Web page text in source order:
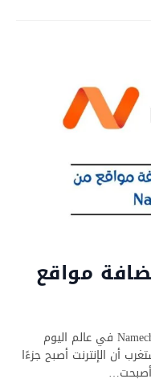
مواقع
7 أسباب لاختيار استضافة مواقع من Namecheap في عالم اليوم
أن الإنترنت أصبح جزءًا
أصبحت…